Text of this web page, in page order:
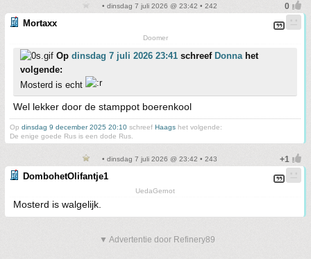
• dinsdag 7 juli 2026 @ 23:42 • 242
Mortaxx
Doomer
Op dinsdag 7 juli 2026 23:41 schreef Donnahet
volgende:
Mosterd is echt
Wel lekker door de stamppot boerenkool
Op dinsdag 9 december 2025 20:10 schreef Haags het volgende:
De enige goede Rus is een dode Rus.
• dinsdag 7 juli 2026 @ 23:42 • 243
DombohetOlifantje1
UedaGernot
Mosterd is walgelijk.
▼ Advertentie door Refinery89